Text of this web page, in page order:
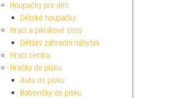
Houpačky pro děti
Dětské houpačky
Hrací a piknikové stoly
Dětský záhradní nábytek
Hrací centra
Hračky do písku
Auta do písku
Bábovičky do písku